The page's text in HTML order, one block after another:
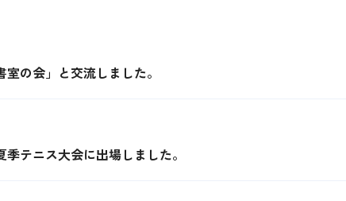
の会」と交流しました。
テニス大会に出場しました。